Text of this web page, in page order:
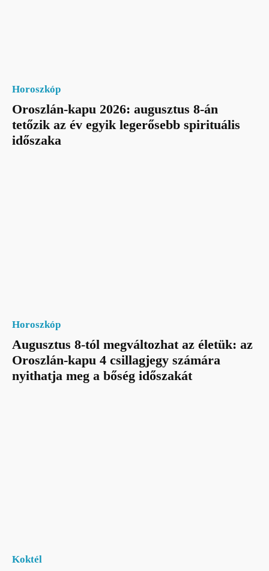
Horoszkóp
Oroszlán-kapu 2026: augusztus 8-án
tetőzik az év egyik legerősebb spirituális
időszaka
Horoszkóp
Augusztus 8-tól megváltozhat az életük: az
Oroszlán-kapu 4 csillagjegy számára
nyithatja meg a bőség időszakát
Koktél